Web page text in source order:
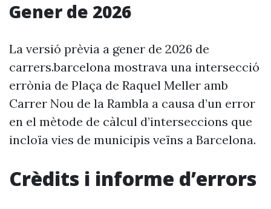
Gener de 2026
La versió prèvia a gener de 2026 de
carrers.barcelona mostrava una intersecció
errònia de Plaça de Raquel Meller amb
Carrer Nou de la Rambla a causa d’un error
en el mètode de càlcul d’interseccions que
incloïa vies de municipis veïns a Barcelona.
Crèdits i informe d’errors